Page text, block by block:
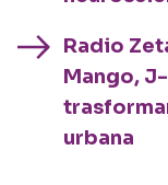
Radio
Mango,
urbana